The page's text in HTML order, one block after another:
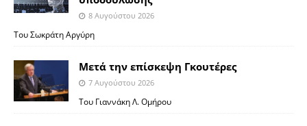
8 Αυγούστου 2026
Του Σωκράτη Αργύρη
Μετά την επίσκεψη Γκουτέρες
7 Αυγούστου 2026
Του Γιαννάκη Λ. Ομήρου